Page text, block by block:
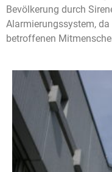
Bevölkerung durch
Alarmierungssystem,
betroffenen